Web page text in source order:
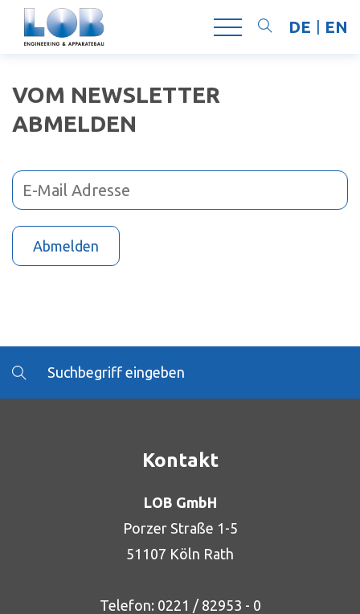
DE EN
Suchen
VOM NEWSLETTER
ABMELDEN
Abmelden
Kontakt
LOB GmbH
Porzer Straße 1-5
51107 Köln Rath
Telefon: 0221 / 82953 - 0